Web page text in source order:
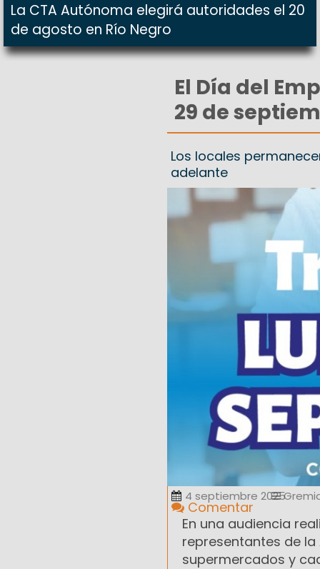
La CTA Autónoma elegirá autoridades el 20
de agosto en Río Negro
El Día del
29 de
Los locales
adelante
4 septiembre 2025
Comentar
En una audiencia
representantes de
supermercados y